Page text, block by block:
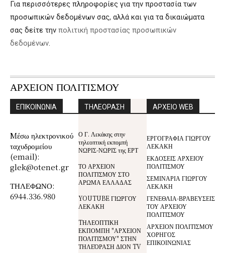
Για περισσότερες πληροφορίες για την προστασία των
προσωπικών δεδομένων σας, αλλά και για τα δικαιώματα
σας δείτε την πολιτική προστασίας προσωπικών
δεδομένων
ΑΡΧΕΙΟΝ ΠΟΛΙΤΙΣΜΟΥ
ΕΠΙΚΟΙΝΩΝΙΑ
Mέσω ηλεκτρονικού
ταχυδρομείου
(email):
glek@otenet.gr
ΤΗΛΕΦΩΝΟ:
6944.336.980
ΤΗΛΕΟΡΑΣΗ
Ο Γ. Λεκάκης στην
τηλεοπτική εκπομπή
ΝΩΡΙΣ-ΝΩΡΙΣ της ΕΡΤ
ΤΟ ΑΡΧΕΙΟΝ
ΠΟΛΙΤΙΣΜΟΥ ΣΤΟ
ΑΡΩΜΑ ΕΛΛΑΔΑΣ
YOUTUBE ΓΙΩΡΓΟΥ
ΛΕΚΑΚΗ
TΗΛΕΟΠΤΙΚΗ
ΕΚΠΟΜΠΗ "ΑΡΧΕΙΟΝ
ΠΟΛΙΤΙΣΜΟΥ" ΣΤΗΝ
ΤΗΛΕΌΡΑΣΗ ΔΙΟΝ TV
ΑΡΧΕΙΟ WEB
ΕΡΓΟΓΡΑΦΙΑ ΓΙΩΡΓΟΥ
ΛΕΚΑΚΗ
ΕΚΔΟΣΕΙΣ ΑΡΧΕΙΟΥ
ΠΟΛΙΤΙΣΜΟΥ
ΣΕΜΙΝΑΡΙΑ ΓΙΩΡΓΟΥ
ΛΕΚΑΚΗ
ΓΕΝΕΘΛΙΑ-ΒΡΑΒΕΥΣΕΙΣ
ΤΟΥ ΑΡΧΕΙΟΥ
ΠΟΛΙΤΙΣΜΟΥ
ΑΡΧΕΙΟΝ ΠΟΛΙΤΙΣΜΟΥ
ΧΟΡΗΓΟΣ
ΕΠΙΚΟΙΝΩΝΙΑΣ